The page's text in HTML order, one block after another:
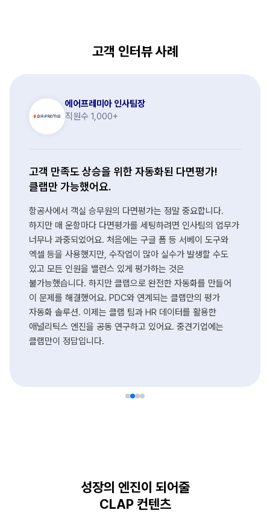
고객 인터뷰 사례
에어프레미아 인사팀장
직원수 1,000+
고객 만족도 상승을 위한 자동화된 다면평가!
클랩만 가능했어요.
항공사에서 객실 승무원의 다면평가는 정말 중요합니다.
하지만 매 운항마다 다면평가를 세팅하려면 인사팀의 업무가
너무나 과중되었어요. 처음에는 구글 폼 등 서베이 도구와
엑셀 등을 사용했지만, 수작업이 많아 실수가 발생할 수도
있고 모든 인원을 밸런스 있게 평가하는 것은
불가능했습니다. 하지만 클랩으로 완전한 자동화를 만들어
이 문제를 해결했어요. PDC와 연계되는 클랩만의 평가
자동화 솔루션. 이제는 클랩 팀과 HR 데이터를 활용한
애널리틱스 엔진을 공동 연구하고 있어요. 중견기업에는
클랩만이 정답입니다.
성장의 엔진이 되어줄
CLAP 컨텐츠